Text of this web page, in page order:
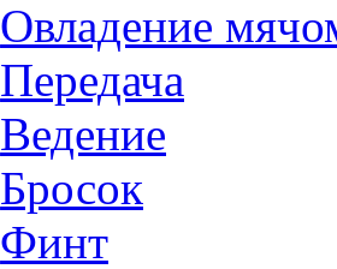
Овладение
Передача
Ведение
Бросок
Финт